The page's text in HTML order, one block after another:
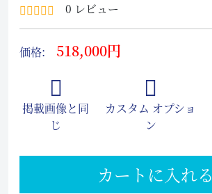
0 レビュー
価格: 518,000円
掲載画像と同
じ
カスタム オプショ
ン
カートに入れる